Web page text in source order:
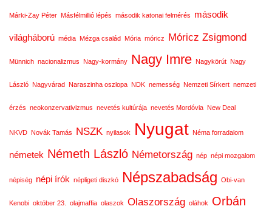
Márki-Zay Péter Másfélmillió lépés második katonai felmérés második
világháború média Mézga család Mória móricz Móricz Zsigmond
Münnich nacionalizmus Nagy-kormány Nagy Imre Nagykörút Nagy
László Nagyvárad Naraszinha oszlopa NDK nemesség Nemzeti Sírkert nemzeti
érzés neokonzervativizmus nevetés kultúrája nevetés Mordóvia New Deal
NKVD Novák Tamás NSZK nyilasok Nyugat Néma forradalom
németek Németh László Németország nép népi mozgalom
népiség népi írók népligeti diszkó Népszabadság Obi-van
Kenobi október 23. olajmaffia olaszok Olaszország oláhok Orbán